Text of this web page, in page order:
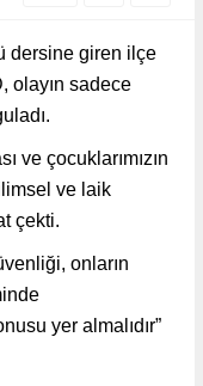
dersine giren ilçe
olayın sadece
ve çocuklarımızın
ve laik
çekti.
onların
yer almalıdır”